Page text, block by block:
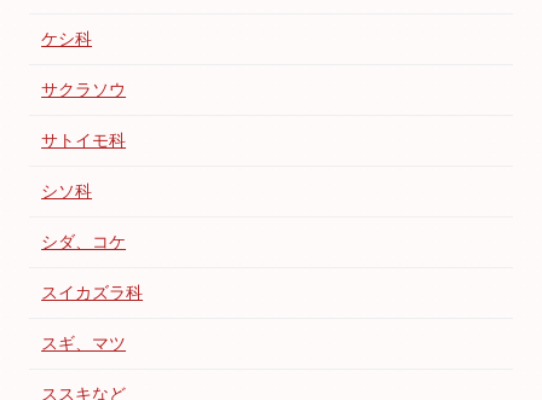
ケシ科
サクラソウ
サトイモ科
シソ科
シダ、コケ
スイカズラ科
スギ、マツ
ススキなど